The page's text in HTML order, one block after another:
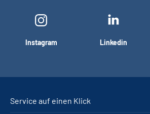
Instagram Linkedin
Service auf einen Klick